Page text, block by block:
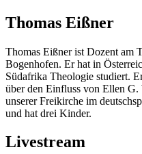
Thomas Eißner
Thomas Eißner ist Dozent am
Bogenhofen. Er hat in
Südafrika Theologie studiert.
über den Einfluss von Ellen
unserer Freikirche im
und hat drei Kinder.
Livestream